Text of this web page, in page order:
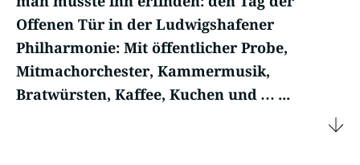
Offenen Tür in der Ludwigshafener
Philharmonie: Mit öffentlicher Probe,
Mitmachorchester, Kammermusik,
Bratwürsten, Kaffee, Kuchen und … ...